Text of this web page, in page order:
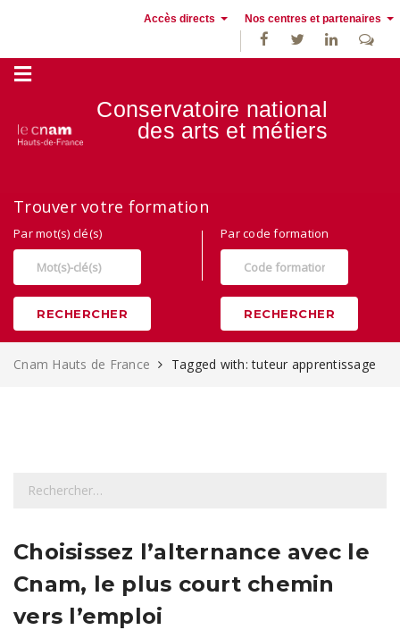
Accès directs Nos centres et partenaires
France
Conservatoire national
des arts et métiers
Trouver votre formation
Par mot(s) clé(s)
RECHERCHER
Par code formation
RECHERCHER
Cnam Hauts de France Tagged with: tuteur apprentissage
h
r
c
Choisissez l’alternance avec le
Cnam, le plus court chemin
vers l’emploi